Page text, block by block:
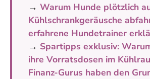
→ Warum Hunde plötzlich
Kühlschrankgeräusche
erfahrene Hundetrainer
→ Spartipps exklusiv:
ihre Vorratsdosen im
Finanz-Gurus haben den